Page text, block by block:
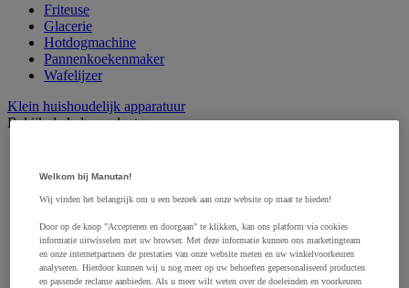
Friteuse
Glacerie
Hotdogmachine
Pannenkoekenmaker
Wafelijzer
Klein huishoudelijk apparatuur
Bekijk de hele productgroep
IJs- en sorbetmachine
Keukenmachine
Koffie- en multidrankenautomaat
Toaster, salamander en broodrooster
Waterkoker en isoleerkan
Weegschaal en thermometer
Welkom bij Manutan!
Wij vinden het belangrijk om u een bezoek aan onze website op maat te bieden!
Door op de knop "Accepteren en doorgaan" te klikken, kan ons platform via cookies
informatie uitwisselen met uw browser. Met deze informatie kunnen ons marketingteam
en onze internetpartners de prestaties van onze website meten en uw winkelvoorkeuren
analyseren. Hierdoor kunnen wij u nog meer op uw behoeften gepersonaliseerd producten
en passende reclame aanbieden. Als u meer wilt weten over de doeleinden en voorkeuren